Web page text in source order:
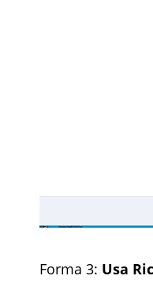
Forma 3: Usa